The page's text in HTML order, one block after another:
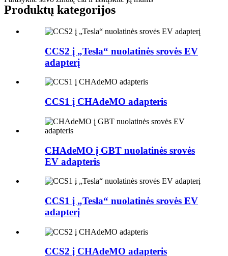
Produktų kategorijos
CCS2 į „Tesla“ nuolatinės srovės EV
adapterį
CCS1 į CHAdeMO adapteris
CHAdeMO į GBT nuolatinės srovės
EV adapteris
CCS1 į „Tesla“ nuolatinės srovės EV
adapterį
CCS2 į CHAdeMO adapteris